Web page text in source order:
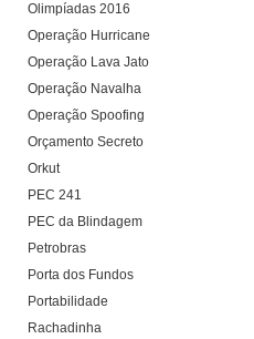
Olimpíadas 2016
Operação Hurricane
Operação Lava Jato
Operação Navalha
Operação Spoofing
Orçamento Secreto
Orkut
PEC 241
PEC da Blindagem
Petrobras
Porta dos Fundos
Portabilidade
Rachadinha